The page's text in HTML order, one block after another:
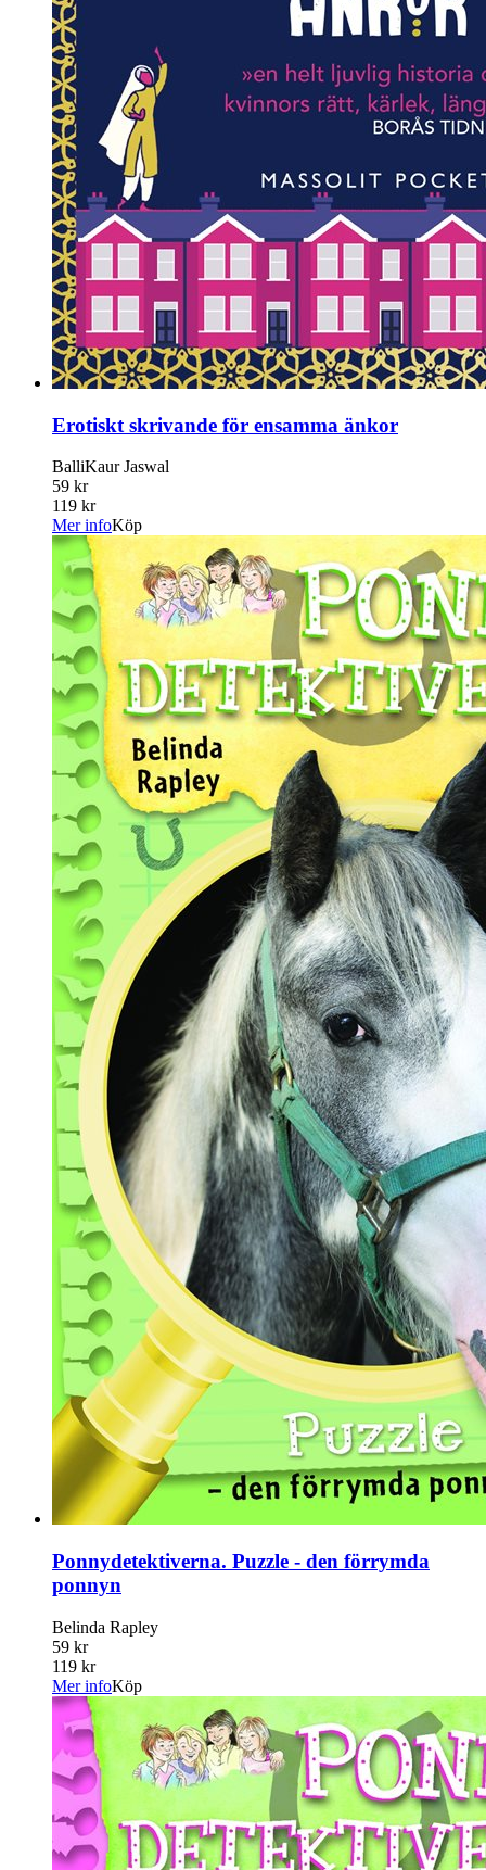
Erotiskt skrivande för ensamma änkor
BalliKaur Jaswal
59 kr
119 kr
Mer infoKöp
Ponnydetektiverna. Puzzle - den förrymda
ponnyn
Belinda Rapley
59 kr
119 kr
Mer infoKöp